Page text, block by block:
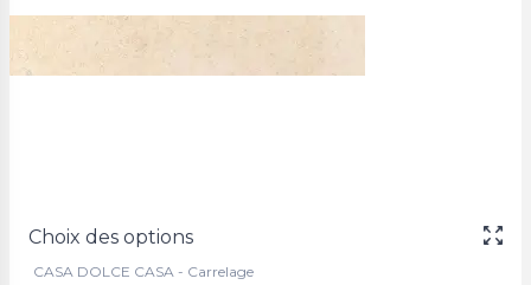
Choix des options
CASA DOLCE CASA - Carrelage